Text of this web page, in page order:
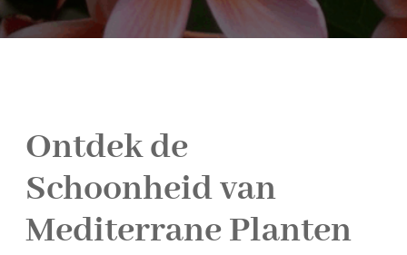
Ontdek de
Schoonheid van
Mediterrane Planten